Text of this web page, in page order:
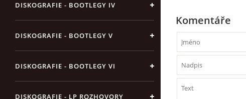
DISKOGRAFIE - BOOTLEGY IV
DISKOGRAFIE - BOOTLEGY V
DISKOGRAFIE - BOOTLEGY VI
DISKOGRAFIE - LP ROZHOVORY
Komentáře